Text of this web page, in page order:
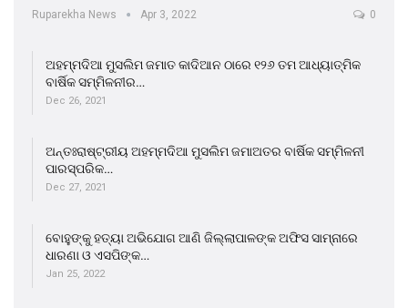
Ruparekha News Apr 3, 2022 0
ଅହମ୍ମଦିଆ ମୁସଲିମ ଜମାତ କାଦିଆନ ଠାରେ ୧୨୬ ତମ ଆଧ୍ୟାତ୍ମିକ
ବାର୍ଷିକ ସମ୍ମିଳନୀର…
Dec 26, 2021
ଅନ୍ତଃରାଷ୍ଟ୍ରୀୟ ଅହମ୍ମଦିଆ ମୁସଲିମ ଜମାଅତର ବାର୍ଷିକ ସମ୍ମିଳନୀ
ପାରସ୍ପରିକ…
Dec 27, 2021
ବୋହୁଙ୍କୁ ହତ୍ୟା ଅଭିଯୋଗ ଆଣି ଜିଲ୍ଲାପାଳଙ୍କ ଅଫିସ ସାମ୍ନାରେ
ଧାରଣା ଓ ଏସପିଙ୍କ…
Jan 25, 2022